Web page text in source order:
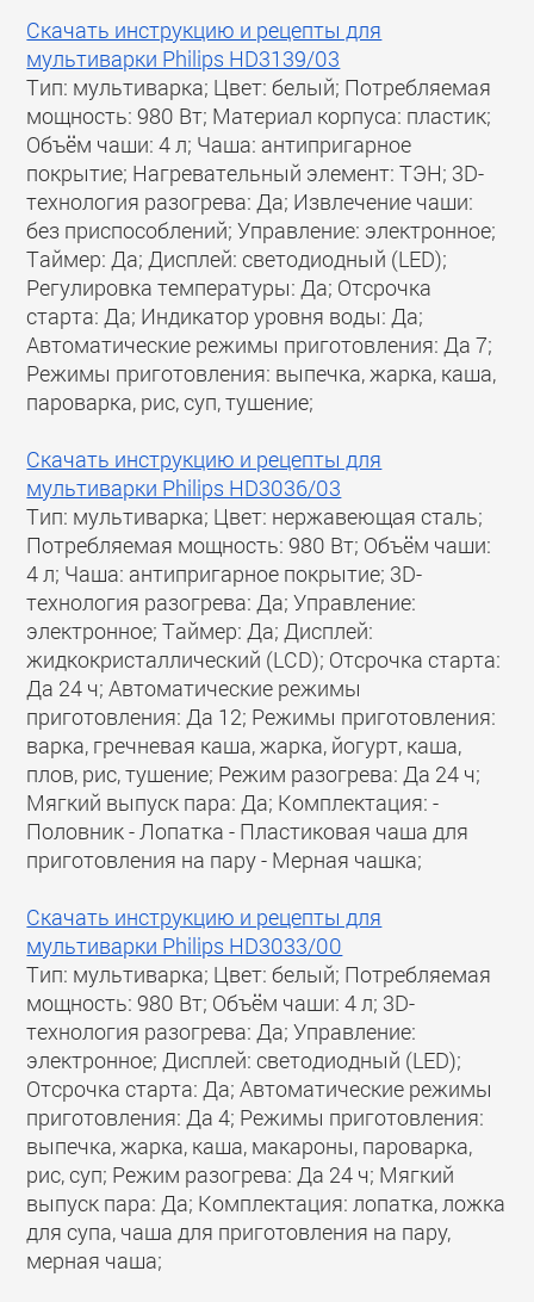
Скачать инструкцию и рецепты для
мультиварки Philips HD3139/03
Тип: мультиварка; Цвет: белый; Потребляемая
мощность: 980 Вт; Материал корпуса: пластик;
Объём чаши: 4 л; Чаша: антипригарное
покрытие; Нагревательный элемент: ТЭН; 3D-
технология разогрева: Да; Извлечение чаши:
без приспособлений; Управление: электронное;
Таймер: Да; Дисплей: светодиодный (LED);
Регулировка температуры: Да; Отсрочка
старта: Да; Индикатор уровня воды: Да;
Автоматические режимы приготовления: Да 7;
Режимы приготовления: выпечка, жарка, каша,
пароварка, рис, суп, тушение;
Скачать инструкцию и рецепты для
мультиварки Philips HD3036/03
Тип: мультиварка; Цвет: нержавеющая сталь;
Потребляемая мощность: 980 Вт; Объём чаши:
4 л; Чаша: антипригарное покрытие; 3D-
технология разогрева: Да; Управление:
электронное; Таймер: Да; Дисплей:
жидкокристаллический (LCD); Отсрочка старта:
Да 24 ч; Автоматические режимы
приготовления: Да 12; Режимы приготовления:
варка, гречневая каша, жарка, йогурт, каша,
плов, рис, тушение; Режим разогрева: Да 24 ч;
Мягкий выпуск пара: Да; Комплектация: -
Половник - Лопатка - Пластиковая чаша для
приготовления на пару - Мерная чашка;
Скачать инструкцию и рецепты для
мультиварки Philips HD3033/00
Тип: мультиварка; Цвет: белый; Потребляемая
мощность: 980 Вт; Объём чаши: 4 л; 3D-
технология разогрева: Да; Управление:
электронное; Дисплей: светодиодный (LED);
Отсрочка старта: Да; Автоматические режимы
приготовления: Да 4; Режимы приготовления:
выпечка, жарка, каша, макароны, пароварка,
рис, суп; Режим разогрева: Да 24 ч; Мягкий
выпуск пара: Да; Комплектация: лопатка, ложка
для супа, чаша для приготовления на пару,
мерная чаша;